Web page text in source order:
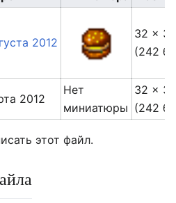
2012
32 ×
(242
2012
Нет
миниатюры
32 ×
(242
этот файл.